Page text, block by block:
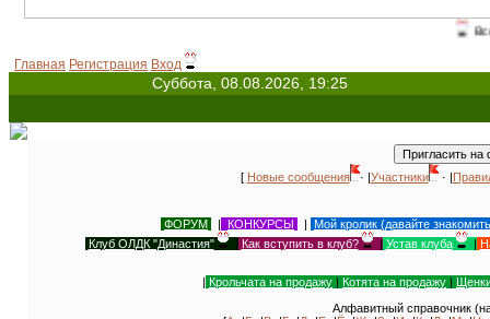
Главная Регистрация Вход
Суббота, 08.08.2026, 19:25
[ Новые сообщения · |Участники · |
ФОРУМ | КОНКУРСЫ | Мой кролик (давайте
Клуб ОЛДК "Династия"
| Как вступить в клуб? | Устав клуба |
| Крольчата на продажу | Котята на продажу |
Алфавитный справочник